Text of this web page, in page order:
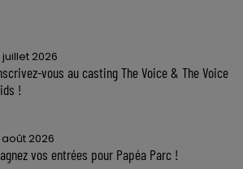
juillet 2026
vous au casting The Voice & The Voice
!
août 2026
vos entrées pour Papéa Parc !